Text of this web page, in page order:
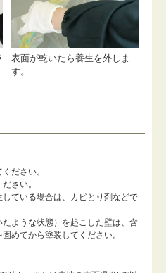
表面が乾いたら養生を外しま
す。
ださい。
さい。
ている場合は、カビとり剤などで
ような状態）を起こした壁は、含
めてから塗装してください。